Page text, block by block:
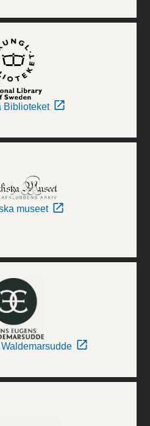
Biblioteket
museet